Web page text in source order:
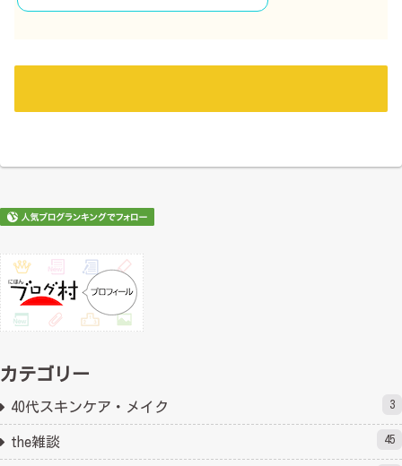
カテゴリー
40代スキンケア・メイク 3
the雑談 45